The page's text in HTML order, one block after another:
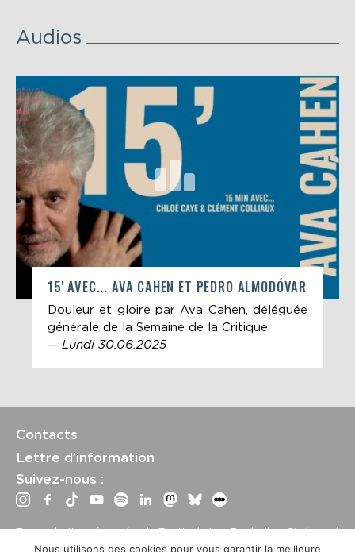
Audios
15' AVEC... AVA CAHEN ET PEDRO ALMODÓVAR
Douleur et gloire par Ava Cahen, déléguée
générale de la Semaine de la Critique
— Lundi 30.06.2025
Contacts
Lettre d’information
Suivez-nous :
Tous droits réservés | Festival La Rochelle Cinéma |
International Film Festival – Mentions légales –Conditions
Nous utilisons des cookies pour vous garantir la meilleure